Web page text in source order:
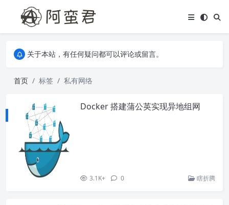
关于本站，有任何疑问都可以评论或留言。
关于本站，有任何疑问都可以评论或留言。
首页
标签 私有网络
Docker 搭建蒲公英实现异地组网
3.1K+ 0 瞎折腾